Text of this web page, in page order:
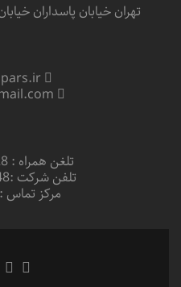
تهران خیابان پاسداران خیابان گل
تلغن همراه : 09124942628
تلفن شرکت :22448448-021
مرکز تماس : 1753-021
لینک